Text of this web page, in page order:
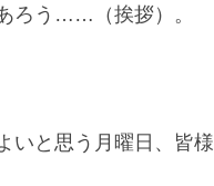
ろう……（挨拶）。
いと思う月曜日、皆様